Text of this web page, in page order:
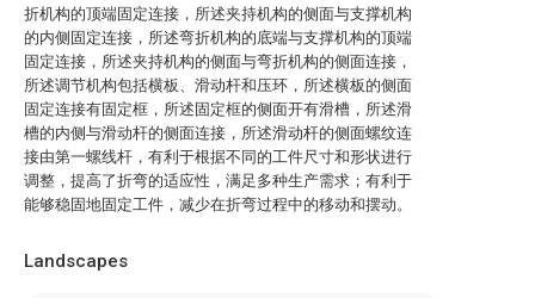
折机构的顶端固定连接，所述夹持机构的侧面与支撑机构
的内侧固定连接，所述弯折机构的底端与支撑机构的顶端
固定连接，所述夹持机构的侧面与弯折机构的侧面连接，
所述调节机构包括横板、滑动杆和压环，所述横板的侧面
固定连接有固定框，所述固定框的侧面开有滑槽，所述滑
槽的内侧与滑动杆的侧面连接，所述滑动杆的侧面螺纹连
接由第一螺线杆，有利于根据不同的工件尺寸和形状进行
调整，提高了折弯的适应性，满足多种生产需求；有利于
能够稳固地固定工件，减少在折弯过程中的移动和摆动。
Landscapes